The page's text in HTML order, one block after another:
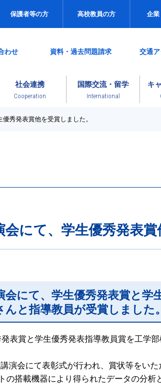
保護者等の方 高校教員の方 企業
わせ 資料・過去問題請求 交通
社会連携
Cooperation
国際交流・留学
International
キ
秀発表賞他を受賞しました。
にて、学生優秀発表賞
にて、学生優秀発表賞と学
と指導教員が受賞しました。
表賞と学生優秀発表指導教員賞を工学
演会にて表彰式が行われ、賞状等をいた
搭載機器により得られたデータの分